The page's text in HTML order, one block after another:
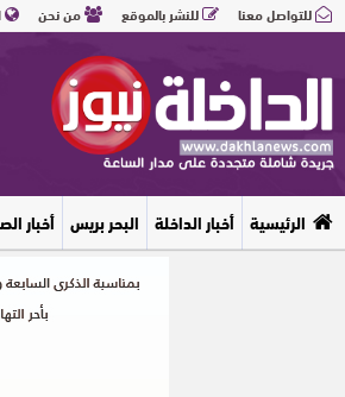
للتواصل معنا للنشر بالموقع من نحن
الرئيسية أخبار الداخلة البحر بريس أخبار